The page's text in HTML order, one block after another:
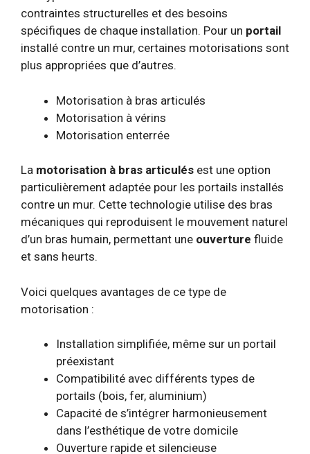
contraintes structurelles et des besoins
spécifiques de chaque installation. Pour un portail
installé contre un mur, certaines motorisations sont
plus appropriées que d’autres.
Motorisation à bras articulés
Motorisation à vérins
Motorisation enterrée
La motorisation à bras articulés est une option
particulièrement adaptée pour les portails installés
contre un mur. Cette technologie utilise des bras
mécaniques qui reproduisent le mouvement naturel
d’un bras humain, permettant une ouverture fluide
et sans heurts.
Voici quelques avantages de ce type de
motorisation :
Installation simplifiée, même sur un portail
préexistant
Compatibilité avec différents types de
portails (bois, fer, aluminium)
Capacité de s’intégrer harmonieusement
dans l’esthétique de votre domicile
Ouverture rapide et silencieuse